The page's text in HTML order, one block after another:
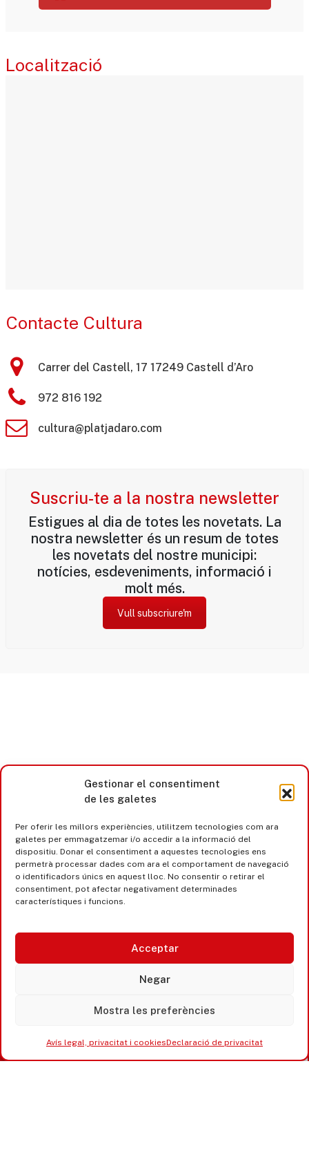
Gestionar el consentiment
de les galetes
Per oferir les millors experiències, utilitzem tecnologies com ara
galetes per emmagatzemar i/o accedir a la informació del
dispositiu. Donar el consentiment a aquestes tecnologies ens
permetrà processar dades com ara el comportament de navegació
o identificadors únics en aquest lloc. No consentir o retirar el
consentiment, pot afectar negativament determinades
característiques i funcions.
Acceptar
Negar
Mostra les preferències
Avís legal, privacitat i cookiesDeclaració de privacitat
Localització
Contacte Cultura
Carrer del Castell, 17 17249 Castell d’Aro
972 816 192
cultura@platjadaro.com
Suscriu-te a la nostra newsletter
Estigues al dia de totes les novetats. La
nostra newsletter és un resum de totes
les novetats del nostre municipi:
notícies, esdeveniments, informació i
molt més.
Vull subscriure'm
Castell d’Aro · Platja d’Aro · S’Agaró